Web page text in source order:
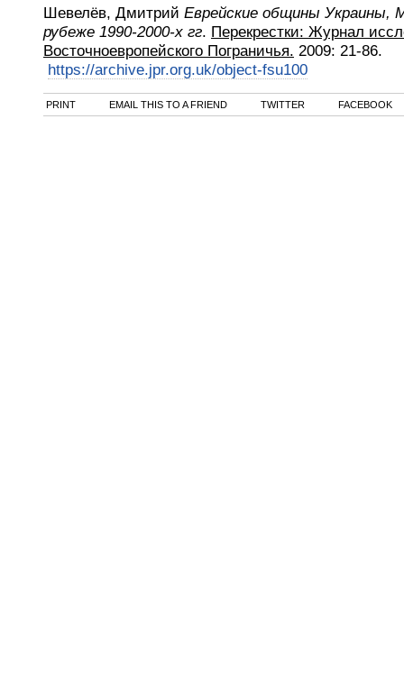
Шевелёв, Дмитрий Еврейские общины Украины,
рубеже 1990-2000-х гг. Перекрестки: Журнал
Восточноевропейского Пограничья. 2009: 21-86.
https://archive.jpr.org.uk/object-fsu100
PRINT EMAIL THIS TO A FRIEND TWITTER FACEBOOK